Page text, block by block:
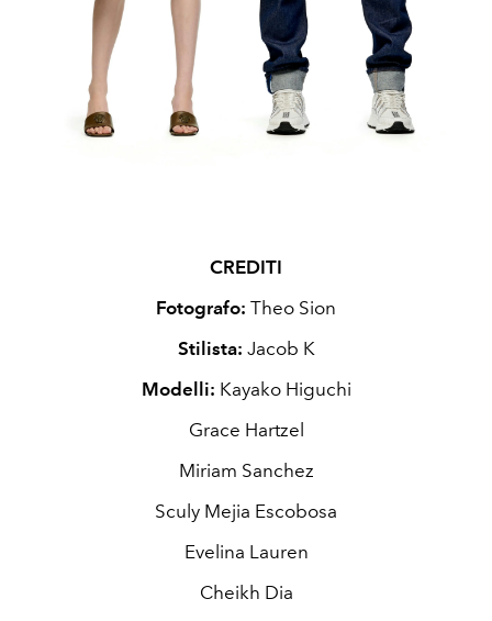
CREDITI
Fotografo: Theo Sion
Stilista: Jacob K
Modelli: Kayako Higuchi
Grace Hartzel
Miriam Sanchez
Sculy Mejia Escobosa
Evelina Lauren
Cheikh Dia